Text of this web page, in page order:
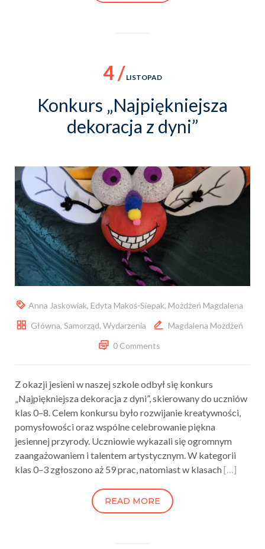
4 / LISTOPAD
Konkurs „Najpiękniejsza
dekoracja z dyni”
Anna Jaskowiak, Edyta Makoś-Siepak, Możdżeń Magdalena
Główna, Samorząd, Wydarzenia
Magdalena Możdżeń
0 Comments
Z okazji jesieni w naszej szkole odbył się konkurs
„Najpiękniejsza dekoracja z dyni”, skierowany do uczniów
klas 0–8. Celem konkursu było rozwijanie kreatywności,
pomysłowości oraz wspólne celebrowanie piękna
jesiennej przyrody. Uczniowie wykazali się ogromnym
zaangażowaniem i talentem artystycznym. W kategorii
klas 0–3 zgłoszono aż 59 prac, natomiast w klasach[…]
READ MORE